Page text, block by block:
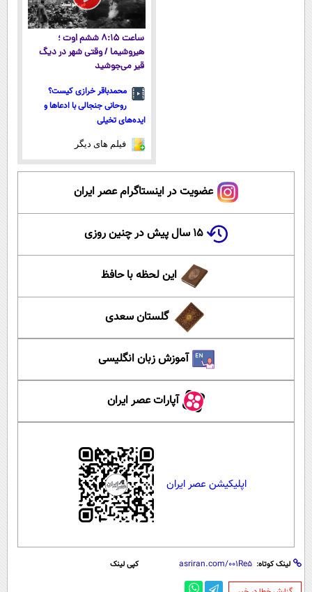
ساعت ۸:۱۵ ششم اوت ؛
هیروشیما / وقتی شهر در دیگ
قیر می‌جوشید
محمدباقر خرازی کیست؟
روحانی جنجالی با ادعاها و
ایده‌های تخیلی
فیلم های دیگر
عضویت در اینستاگرام عصر ایران
۱۵ سال پیش در چنین روزی
این لحظه با حافظ
گلستان سعدی
آموزش زبان انگلیسی
آپارات عصر ایران
اپلیکیشن عصر ایران
لینک کوتاه: کپی لینک